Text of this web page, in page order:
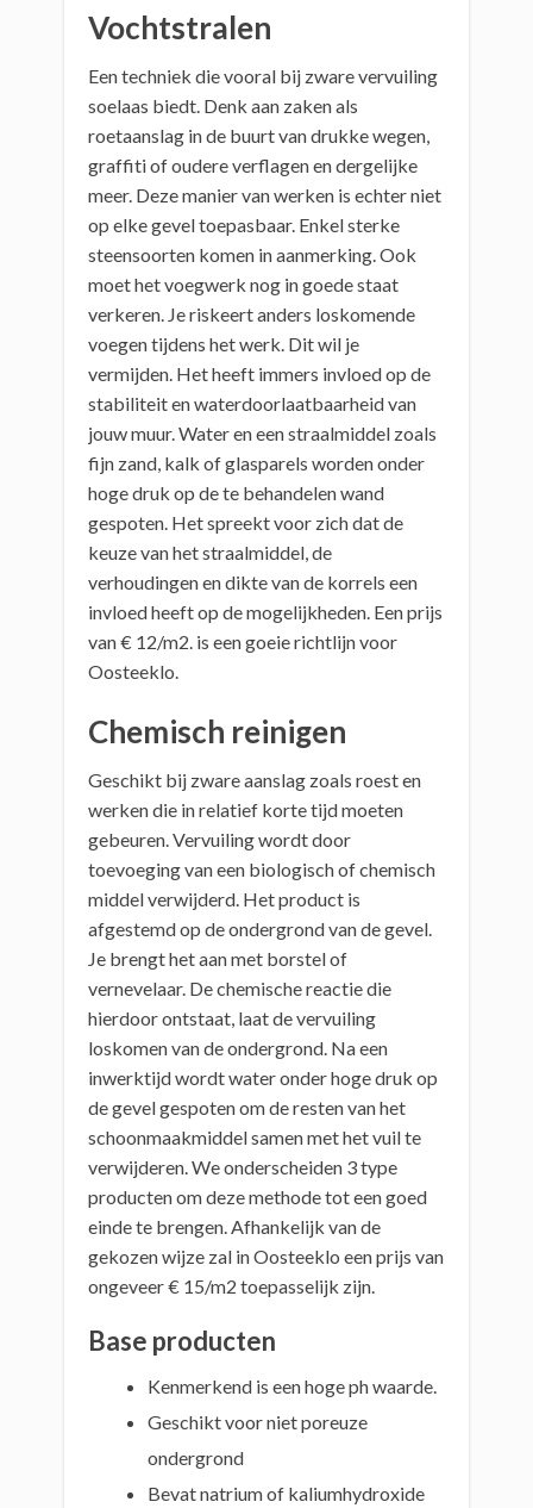
Vochtstralen
Een techniek die vooral bij zware vervuiling
soelaas biedt. Denk aan zaken als
roetaanslag in de buurt van drukke wegen,
graffiti of oudere verflagen en dergelijke
meer. Deze manier van werken is echter niet
op elke gevel toepasbaar. Enkel sterke
steensoorten komen in aanmerking. Ook
moet het voegwerk nog in goede staat
verkeren. Je riskeert anders loskomende
voegen tijdens het werk. Dit wil je
vermijden. Het heeft immers invloed op de
stabiliteit en waterdoorlaatbaarheid van
jouw muur. Water en een straalmiddel zoals
fijn zand, kalk of glasparels worden onder
hoge druk op de te behandelen wand
gespoten. Het spreekt voor zich dat de
keuze van het straalmiddel, de
verhoudingen en dikte van de korrels een
invloed heeft op de mogelijkheden. Een prijs
van € 12/m2. is een goeie richtlijn voor
Oosteeklo.
Chemisch reinigen
Geschikt bij zware aanslag zoals roest en
werken die in relatief korte tijd moeten
gebeuren. Vervuiling wordt door
toevoeging van een biologisch of chemisch
middel verwijderd. Het product is
afgestemd op de ondergrond van de gevel.
Je brengt het aan met borstel of
vernevelaar. De chemische reactie die
hierdoor ontstaat, laat de vervuiling
loskomen van de ondergrond. Na een
inwerktijd wordt water onder hoge druk op
de gevel gespoten om de resten van het
schoonmaakmiddel samen met het vuil te
verwijderen. We onderscheiden 3 type
producten om deze methode tot een goed
einde te brengen. Afhankelijk van de
gekozen wijze zal in Oosteeklo een prijs van
ongeveer € 15/m2 toepasselijk zijn.
Base producten
Kenmerkend is een hoge ph waarde.
Geschikt voor niet poreuze
ondergrond
Bevat natrium of kaliumhydroxide